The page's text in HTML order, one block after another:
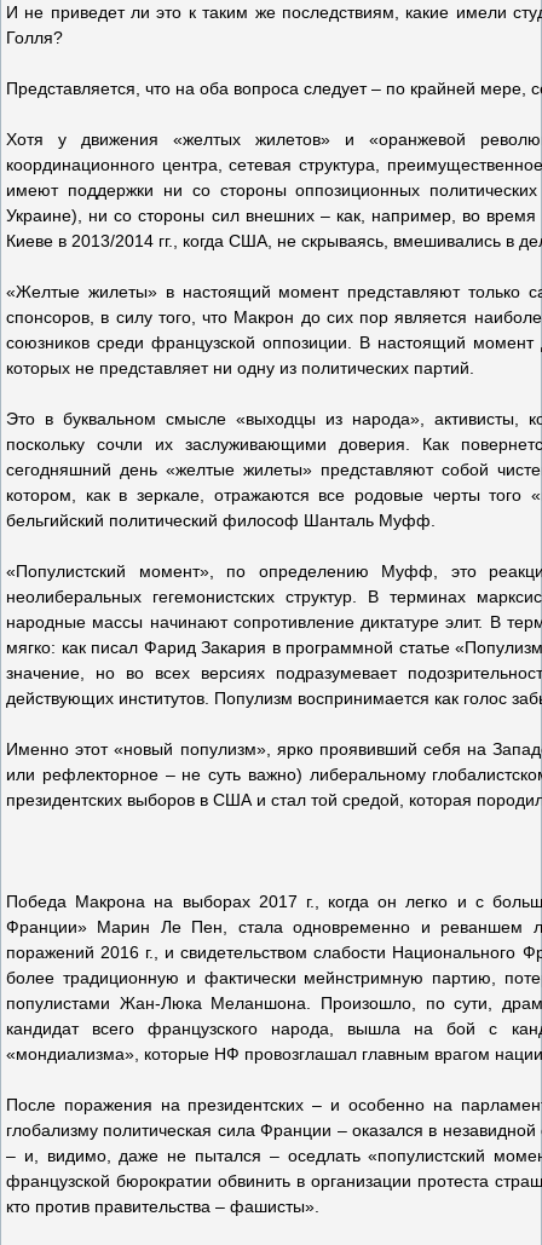
И не приведет ли это к таким же последствиям, какие имели
Голля?
Представляется, что на оба вопроса следует – по крайней мере,
Хотя у движения «желтых жилетов» и «оранжевой
координационного центра, сетевая структура,
имеют поддержки ни со стороны оппозиционных
Украине), ни со стороны сил внешних – как, например, во
Киеве в 2013/2014 гг., когда США, не скрываясь, вмешивались в
«Желтые жилеты» в настоящий момент представляют только
спонсоров, в силу того, что Макрон до сих пор является
союзников среди французской оппозиции. В настоящий
которых не представляет ни одну из политических партий.
Это в буквальном смысле «выходцы из народа», активисты,
поскольку сочли их заслуживающими доверия. Как
сегодняшний день «желтые жилеты» представляют собой
котором, как в зеркале, отражаются все родовые черты
бельгийский политический философ Шанталь Муфф.
«Популистский момент», по определению Муфф, это
неолиберальных гегемонистских структур. В терминах
народные массы начинают сопротивление диктатуре элит. В
мягко: как писал Фарид Закария в программной статье
значение, но во всех версиях подразумевает
действующих институтов. Популизм воспринимается как голос
Именно этот «новый популизм», ярко проявивший себя на
или рефлекторное – не суть важно) либеральному
президентских выборов в США и стал той средой, которая
Победа Макрона на выборах 2017 г., когда он легко и с
Франции» Марин Ле Пен, стала одновременно и реваншем
поражений 2016 г., и свидетельством слабости Национального
более традиционную и фактически мейнстримную партию,
популистами Жан-Люка Меланшона. Произошло, по сути,
кандидат всего французского народа, вышла на бой с
«мондиализма», которые НФ провозглашал главным врагом
После поражения на президентских – и особенно на
глобализму политическая сила Франции – оказался в
– и, видимо, даже не пытался – оседлать «популистский
французской бюрократии обвинить в организации протеста
кто против правительства – фашисты».